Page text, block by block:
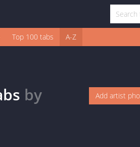
Top 100 tabs A-Z
by
Add artist